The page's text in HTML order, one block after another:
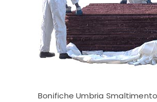
Bonifiche Umbria Smaltimento